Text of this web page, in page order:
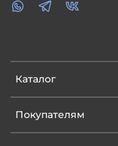
Каталог
Покупателям